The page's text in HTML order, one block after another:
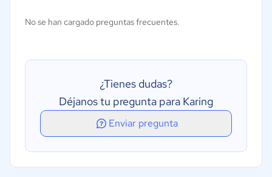
No se han cargado preguntas frecuentes.
¿Tienes dudas?
Déjanos tu pregunta para Karing
Enviar pregunta